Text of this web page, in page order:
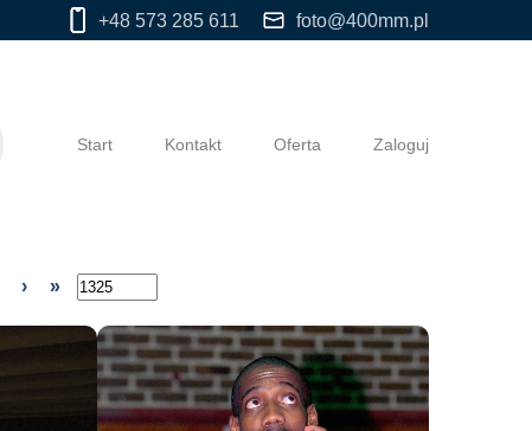
+48 573 285 611 foto@400mm.pl
Start Kontakt Oferta Zaloguj
› »